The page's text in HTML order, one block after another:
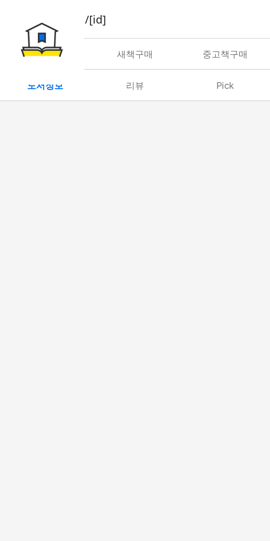
book/rent/[id]
대여 새책구매 중고책구매
도서정보 리뷰 Pick